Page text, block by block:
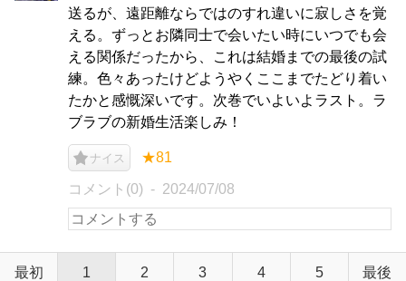
送るが、遠距離ならではのすれ違いに寂しさを覚
える。ずっとお隣同士で会いたい時にいつでも会
える関係だったから、これは結婚までの最後の試
練。色々あったけどようやくここまでたどり着い
たかと感慨深いです。次巻でいよいよラスト。ラ
ブラブの新婚生活楽しみ！
ナイス ★81
コメント(0) 2024/07/08
最初 1 2 3 4 5 最後